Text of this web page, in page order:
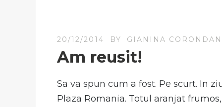
20/12/2014 BY GIANINA CORONDAN
Am reusit!
Sa va spun cum a fost. Pe scurt. In
Plaza Romania. Totul aranjat